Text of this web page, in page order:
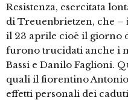
Resistenza, esercitata
di Treuenbrietzen, che –
il 23 aprile cioè il giorno
furono trucidati anche i
Bassi e Danilo Faglioni.
quali il fiorentino
effetti personali dei